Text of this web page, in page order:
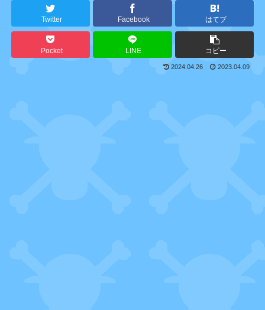
Twitter Facebook はてブ
Pocket LINE コピー
2024.04.26 2023.04.09